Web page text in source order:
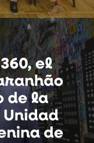
el
de la
de